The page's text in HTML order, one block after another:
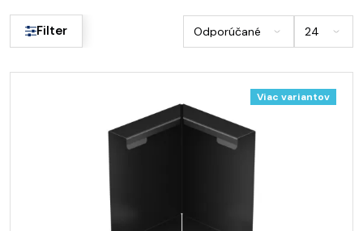
Filter
Viac variantov